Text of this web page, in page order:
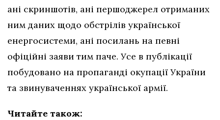
ані скриншотів, ані першоджерел отриманих
ним даних щодо обстрілів української
енергосистеми, ані посилань на певні
офіційні заяви тим паче. Усе в публікації
побудовано на пропаганді окупації України
та звинуваченнях української армії.
Читайте також: